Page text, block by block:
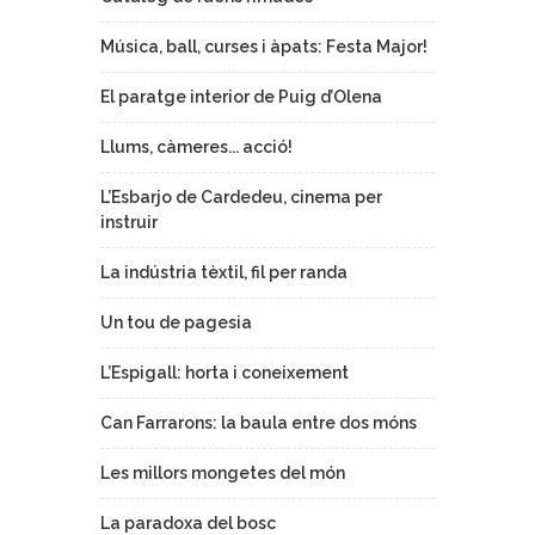
Música, ball, curses i àpats: Festa Major!
El paratge interior de Puig d’Olena
Llums, càmeres... acció!
L’Esbarjo de Cardedeu, cinema per
instruir
La indústria tèxtil, fil per randa
Un tou de pagesia
L’Espigall: horta i coneixement
Can Farrarons: la baula entre dos móns
Les millors mongetes del món
La paradoxa del bosc